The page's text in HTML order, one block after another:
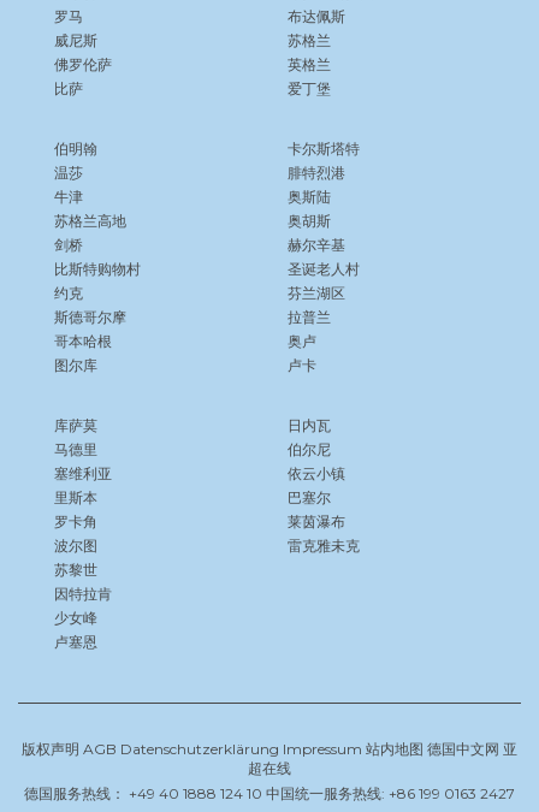
罗马
威尼斯
佛罗伦萨
比萨
布达佩斯
苏格兰
英格兰
爱丁堡
伯明翰
温莎
牛津
苏格兰高地
剑桥
比斯特购物村
约克
斯德哥尔摩
哥本哈根
图尔库
卡尔斯塔特
腓特烈港
奥斯陆
奥胡斯
赫尔辛基
圣诞老人村
芬兰湖区
拉普兰
奥卢
卢卡
库萨莫
马德里
塞维利亚
里斯本
罗卡角
波尔图
苏黎世
因特拉肯
少女峰
卢塞恩
日内瓦
伯尔尼
依云小镇
巴塞尔
莱茵瀑布
雷克雅未克
版权声明 AGB Datenschutzerklärung Impressum 站内地图 德国中文网 亚
超在线
德国服务热线： +49 40 1888 124 10 中国统一服务热线: +86 199 0163 2427